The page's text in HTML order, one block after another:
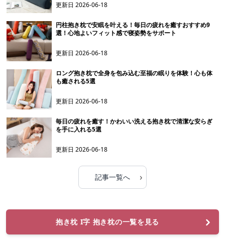
更新日2026-06-18
円柱抱き枕で安眠を叶える！毎日の疲れを癒すおすすめ9
選！心地よいフィット感で寝姿勢をサポート
更新日2026-06-18
ロング抱き枕で全身を包み込む至福の眠りを体験！心も体
も癒される5選
更新日2026-06-18
毎日の疲れを癒す！かわいい洗える抱き枕で清潔な安らぎ
を手に入れる5選
更新日2026-06-18
記事一覧へ ›
抱き枕 I字 抱き枕の一覧を見る